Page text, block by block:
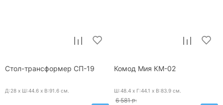
Стол-трансформер СП-19
Д:28 x Ш:44.6 x В:91.6 см.
Комод Мия КМ-02
Ш:48.4 x Г:44.1 x В:83.9 см.
6 581 р.